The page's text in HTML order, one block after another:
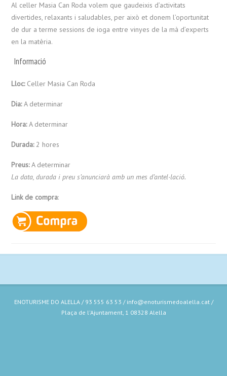
Al celler Masia Can Roda volem que gaudeixis d’activitats
divertides, relaxants i saludables, per això et donem l’oportunitat
de dur a terme sessions de ioga entre vinyes de la mà d’experts
en la matèria.
Informació
Lloc:Celler Masia Can Roda
Dia:A determinar
Hora:A determinar
Durada:2 hores
Preus:A determinar
La data, durada i preu s’anunciarà amb un mes d’antel·lació.
Link de compra:
ENOTURISME DO ALELLA / 93 555 63 53 / info@enoturismedoalella.cat /
Plaça de l'Ajuntament, 1 08328 Alella